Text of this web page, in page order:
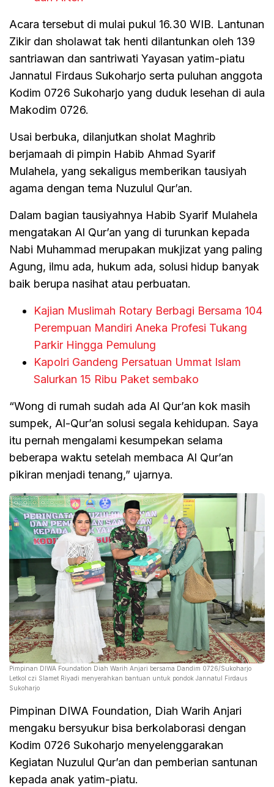
Acara tersebut di mulai pukul 16.30 WIB. Lantunan
Zikir dan sholawat tak henti dilantunkan oleh 139
santriawan dan santriwati Yayasan yatim-piatu
Jannatul Firdaus Sukoharjo serta puluhan anggota
Kodim 0726 Sukoharjo yang duduk lesehan di aula
Makodim 0726.
Usai berbuka, dilanjutkan sholat Maghrib
berjamaah di pimpin Habib Ahmad Syarif
Mulahela, yang sekaligus memberikan tausiyah
agama dengan tema Nuzulul Qur’an.
Dalam bagian tausiyahnya Habib Syarif Mulahela
mengatakan Al Qur’an yang di turunkan kepada
Nabi Muhammad merupakan mukjizat yang paling
Agung, ilmu ada, hukum ada, solusi hidup banyak
baik berupa nasihat atau perbuatan.
Kajian Muslimah Rotary Berbagi Bersama 104
Perempuan Mandiri Aneka Profesi Tukang
Parkir Hingga Pemulung
Kapolri Gandeng Persatuan Ummat Islam
Salurkan 15 Ribu Paket sembako
“Wong di rumah sudah ada Al Qur’an kok masih
sumpek, Al-Qur’an solusi segala kehidupan. Saya
itu pernah mengalami kesumpekan selama
beberapa waktu setelah membaca Al Qur’an
pikiran menjadi tenang,” ujarnya.
Pimpinan DIWA Foundation Diah Warih Anjari bersama Dandim 0726/Sukoharjo
Letkol czi Slamet Riyadi menyerahkan bantuan untuk pondok Jannatul Firdaus
Sukoharjo
Pimpinan DIWA Foundation, Diah Warih Anjari
mengaku bersyukur bisa berkolaborasi dengan
Kodim 0726 Sukoharjo menyelenggarakan
Kegiatan Nuzulul Qur’an dan pemberian santunan
kepada anak yatim-piatu.